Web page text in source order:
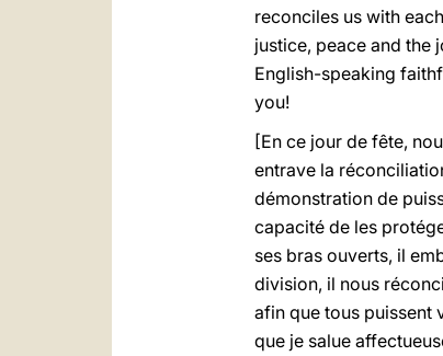
reconciles us with
justice, peace and the
English-speaking
you!
[En ce jour de fête,
entrave la
démonstration de
capacité de les
ses bras ouverts, il
division, il nous
afin que tous puissent
que je salue